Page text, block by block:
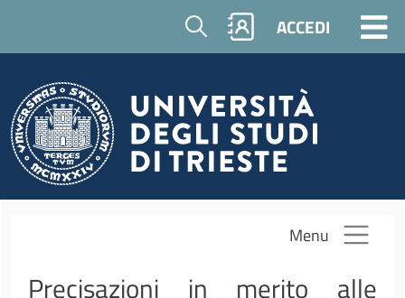
Salta al contenuto principale
Cerca ACCEDI
Menu
Precisazioni in merito alle